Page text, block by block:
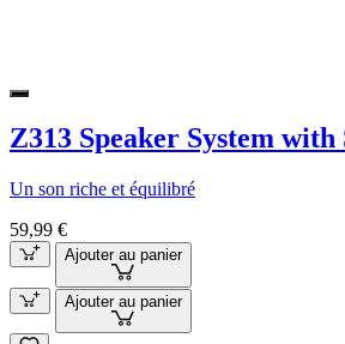
Z313 Speaker System with
Un son riche et équilibré
59,99 €
Ajouter au panier
Ajouter au panier